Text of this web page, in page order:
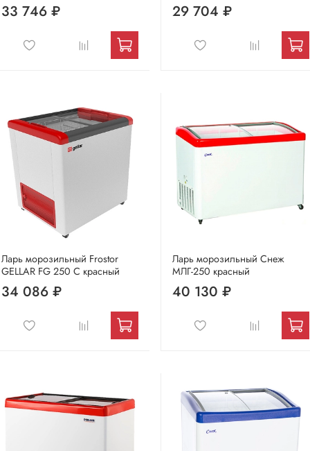
33 746 ₽ 29 704 ₽
Ларь морозильный Frostor
GELLAR FG 250 C красный
34 086 ₽
Ларь морозильный Снеж
МЛГ-250 красный
40 130 ₽